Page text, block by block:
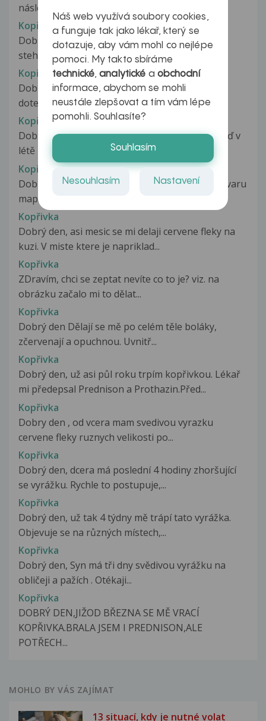
následovala rýma a kašel. Za...
Kopřivka
Dobrý den,od včera po probuzení mam na
stehnech a trochu na pazich tyto fleky,jsou...
Kopřivka
Dobrý den dnes mne udělala vyrážka která na
dotek strašně svědí. Pupinky se...
Kopřivka
Dobrý den, chtěla bych se zeptat, používám i teď v
létě zimní krém a již...
Kopřivka
Dobrý den, moje sestra 19 má fleky po těle ve tvaru
map. Byla na pohotovosti...
Kopřivka
Dobrý den, asi mesic se mi delaji cervene fleky na
kuzi. V miste ktere je napriklad...
Kopřivka
ZDravím, chci se zeptat nevíte co to je? viz. na
obrázku začalo mi to dělat...
Kopřivka
Dobrý den Dělají se mě po celém těle boláky,
zčervenají a opuchnou. Uvnitř...
Kopřivka
Dobrý den, už asi půl roku trpím kopřivkou. Lékař
mi předepsal Prednison a Prothazin.Před...
Kopřivka
Dobry den , od vcera mam svedivou vyrazku
cervene fleky ruznych velikosti po...
Kopřivka
Dobrý den, dcera má poslední 4 hodiny zhoršující
se vyrážku. Rychle to postupuje,...
Kopřivka
Dobrý den, už tak 4 týdny mě trápí tato vyrážka.
Objevuje se na různých místech,...
Kopřivka
Dobrý den, Syn má tři dny svědivou vyrážku na
obličeji a pažích . Otékaji...
Kopřivka
DOBRÝ DEN,JIŽOD BŘEZNA SE MĚ VRACÍ
KOPŘIVKA.BRALA JSEM I PREDNISON,ALE
POTŘECH...
MOHLO BY VÁS ZAJÍMAT
13 situací, kdy je nutné volat
Náš web využívá soubory cookies,
a funguje tak jako lékař, který se
dotazuje, aby vám mohl co nejlépe
pomoci. My takto sbíráme
technické,analytické a obchodní
informace, abychom se mohli
neustále zlepšovat a tím vám lépe
pomohli. Souhlasíte?
Souhlasím
Nesouhlasím Nastavení